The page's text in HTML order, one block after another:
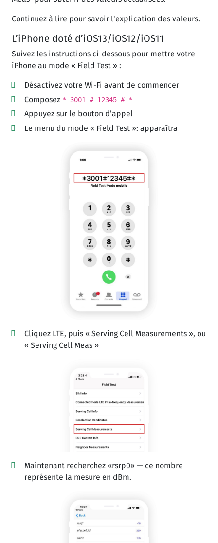
Continuez à lire pour savoir l'explication des valeurs.
L’iPhone doté d’iOS13/iOS12/iOS11
Suivez les instructions ci-dessous pour mettre votre
iPhone au mode « Field Test » :
Désactivez votre Wi-Fi avant de commencer
Composez * 3001 # 12345 # *
Appuyez sur le bouton d’appel
Le menu du mode « Field Test »: apparaîtra
Cliquez LTE, puis « Serving Cell Measurements », ou
« Serving Cell Meas »
Maintenant recherchez «rsrp0» — ce nombre
représente la mesure en dBm.